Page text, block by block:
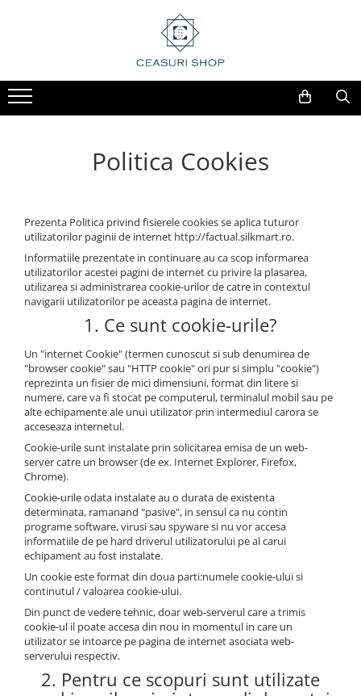
Politica Cookies
Prezenta Politica privind fisierele cookies se aplica tuturor
utilizatorilor paginii de internet http://factual.silkmart.ro.
Informatiile prezentate in continuare au ca scop informarea
utilizatorilor acestei pagini de internet cu privire la plasarea,
utilizarea si administrarea cookie-urilor de catre in contextul
navigarii utilizatorilor pe aceasta pagina de internet.
1. Ce sunt cookie-urile?
Un "internet Cookie" (termen cunoscut si sub denumirea de
"browser cookie" sau "HTTP cookie" ori pur si simplu "cookie")
reprezinta un fisier de mici dimensiuni, format din litere si
numere, care va fi stocat pe computerul, terminalul mobil sau pe
alte echipamente ale unui utilizator prin intermediul carora se
acceseaza internetul.
Cookie-urile sunt instalate prin solicitarea emisa de un web-
server catre un browser (de ex. Internet Explorer, Firefox,
Chrome).
Cookie-urile odata instalate au o durata de existenta
determinata, ramanand "pasive", in sensul ca nu contin
programe software, virusi sau spyware si nu vor accesa
informatiile de pe hard driverul utilizatorului pe al carui
echipament au fost instalate.
Un cookie este format din doua parti:numele cookie-ului si
continutul / valoarea cookie-ului.
Din punct de vedere tehnic, doar web-serverul care a trimis
cookie-ul il poate accesa din nou in momentul in care un
utilizator se intoarce pe pagina de internet asociata web-
serverului respectiv.
2. Pentru ce scopuri sunt utilizate